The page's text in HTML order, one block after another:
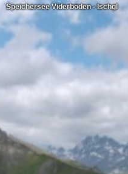
Speichersee Viderböden - Ischgl